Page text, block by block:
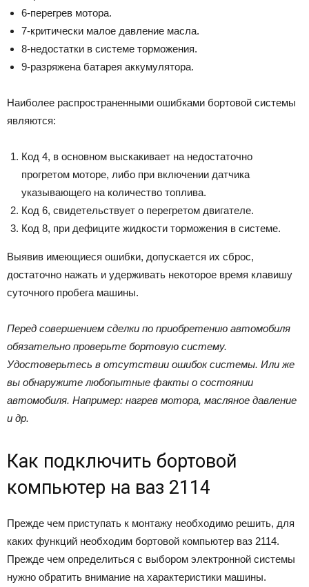
6-перегрев мотора.
7-критически малое давление масла.
8-недостатки в системе торможения.
9-разряжена батарея аккумулятора.
Наиболее распространенными ошибками бортовой системы
являются:
Код 4, в основном выскакивает на недостаточно
прогретом моторе, либо при включении датчика
указывающего на количество топлива.
Код 6, свидетельствует о перегретом двигателе.
Код 8, при дефиците жидкости торможения в системе.
Выявив имеющиеся ошибки, допускается их сброс,
достаточно нажать и удерживать некоторое время клавишу
суточного пробега машины.
Перед совершением сделки по приобретению автомобиля
обязательно проверьте бортовую систему.
Удостоверьтесь в отсутствии ошибок системы. Или же
вы обнаружите любопытные факты о состоянии
автомобиля. Например: нагрев мотора, масляное давление
и др.
Как подключить бортовой
компьютер на ваз 2114
Прежде чем приступать к монтажу необходимо решить, для
каких функций необходим бортовой компьютер ваз 2114.
Прежде чем определиться с выбором электронной системы
нужно обратить внимание на характеристики машины.